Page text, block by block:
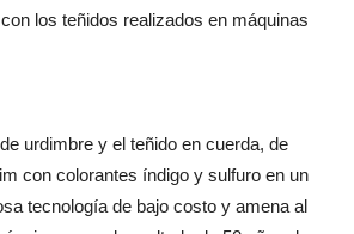
los teñidos realizados en máquinas
urdimbre y el teñido en cuerda, de
con colorantes índigo y sulfuro en un
tecnología de bajo costo y amena al